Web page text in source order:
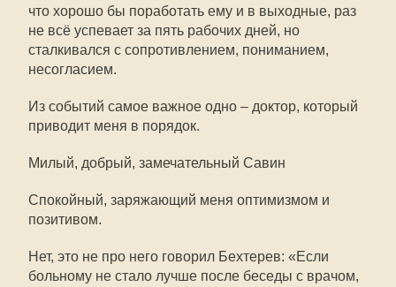
что хорошо бы поработать ему и в выходные, раз
не всё успевает за пять рабочих дней, но
сталкивался с сопротивлением, пониманием,
несогласием.
Из событий самое важное одно – доктор, который
приводит меня в порядок.
Милый, добрый, замечательный Савин
Спокойный, заряжающий меня оптимизмом и
позитивом.
Нет, это не про него говорил Бехтерев: «Если
больному не стало лучше после беседы с врачом,